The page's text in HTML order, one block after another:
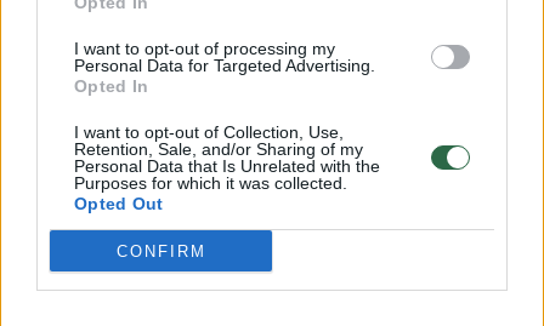
I want to opt-out of processing my
Personal Data for Targeted Advertising.
Opted In
I want to opt-out of Collection, Use,
Retention, Sale, and/or Sharing of my
Personal Data that Is Unrelated with the
Purposes for which it was collected.
Opted Out
CONFIRM
moksleivės: banditus išdavė jų bendrai
Žinios | Pasaulis
Pradėtas ikiteisminis tyrimas dėl pagrobto vyro:
neatmetama, kad tai galėjo būti melagingas
pranešimas
Žinios | Lietuvos diena